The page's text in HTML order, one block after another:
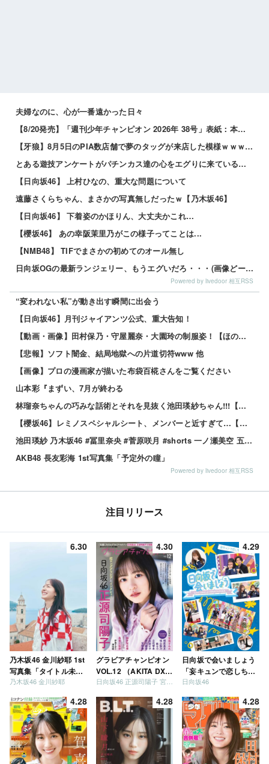
夫婦なのに、心が一番遠かった日々
【8/20発売】「週刊少年チャンピオン 2026年 38号」表紙：本郷柚巴
【牙狼】8月5日のPIA数店舗で夢のタッグが来店した模様ｗｗｗｗｗ
とある遊技アンケートがパチンカス達の心をエグりに来ていると話題ｗｗｗｗｗ
【日向坂46】 上村ひなの、重大な問題について
遠藤さくらちゃん、まさかの写真無しだったｗ【乃木坂46】
【日向坂46】 下着姿のかほりん、大丈夫かこれ…
【櫻坂46】 あの幸阪茉里乃がこの様子ってことは...
【NMB48】 TIFでまさかの初めてのオール無し
日向坂OGの最新ランジェリー、もうエグいだろ・・・(画像どーん)
Powered by livedoor 相互RSS
“変われない私”が動き出す瞬間に出会う
【日向坂46】月刊ジャイアンツ公式、重大告知！
【動画・画像】田村保乃・守屋麗奈・大園玲の制服姿！【ほのす・れなぁ・ぞの】【櫻坂46】 他
【悲報】ソフト闇金、結局地獄への片道切符www 他
【画像】プロの漫画家が描いた布袋百椛さんをご覧ください
山本彩『まずい、7月が終わる
林瑠奈ちゃんの巧みな話術とそれを見抜く池田瑛紗ちゃん!!!【乃木坂46】
【櫻坂46】レミノスペシャルシート、メンバーと近すぎて…【全国ツアー2026】
池田瑛紗 乃木坂46 #冨里奈央 #菅原咲月 #shorts 一ノ瀬美空 五百城茉央 瀬戸口心月 奥の反応まとめ
AKB48 長友彩海 1st写真集「予定外の瞳」
Powered by livedoor 相互RSS
注目リリース
6.30
乃木坂46 金川紗耶 1st
写真集「タイトル未
定」
乃木坂46 金川紗耶
4.30
グラビアチャンピオン
VOL.12 （AKITA DXシ
リーズ）
日向坂46 正源司陽子 宮地すみれ
4.29
日向坂で会いましょう
「妄キュンで恋しちゃ
いましょう」「どっち
う」「ご褒美でロケし
ましょう」「フレンド
リーになりましょう」
「笑って卒業を祝いま
しょう」 [Blu-ray]
日向坂46
4.28 4.28 4.28